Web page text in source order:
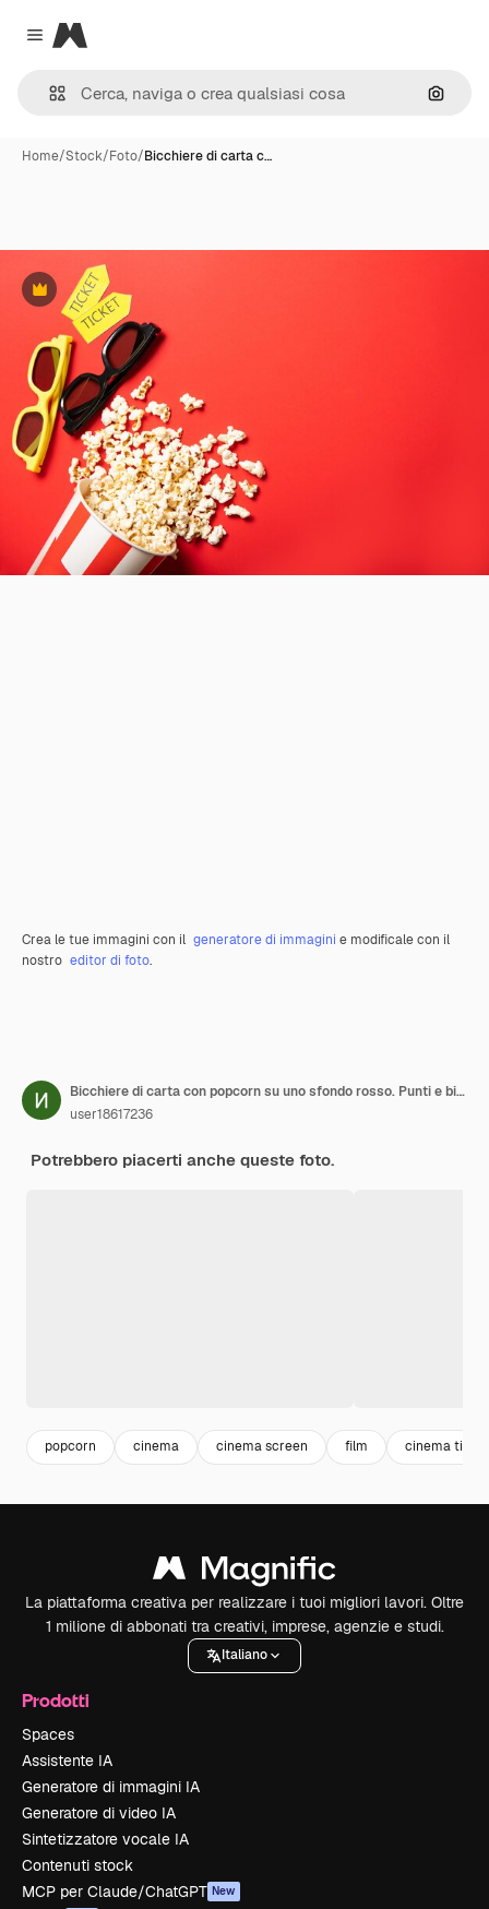
Close menu
Magnific
Cerca
Home/Stock/Foto/Bicchiere di carta c…
Premium
Crea le tue immagini con il generatore di immagini e modificale con il
nostro editor di foto.
Bicchiere di carta con popcorn su uno sfondo rosso. Punti e biglietti per il cinema
user18617236
Potrebbero piacerti anche queste foto.
popcorn cinema cinema screen film cinema ticket
La piattaforma creativa per realizzare i tuoi migliori lavori. Oltre
1 milione di abbonati tra creativi, imprese, agenzie e studi.
Italiano
Prodotti
Spaces
Assistente IA
Generatore di immagini IA
Generatore di video IA
Sintetizzatore vocale IA
Contenuti stock
MCP per Claude/ChatGPT New